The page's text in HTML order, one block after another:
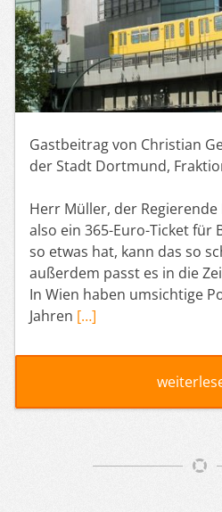
Gastbeitrag von Christian
der Stadt Dortmund,
Herr Müller, der
also ein 365-Euro-Ticket für
so etwas hat, kann das so
außerdem passt es in die
In Wien haben umsichtige
Jahren […]